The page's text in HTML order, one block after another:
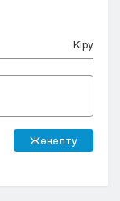
Кіру
Жөнелту